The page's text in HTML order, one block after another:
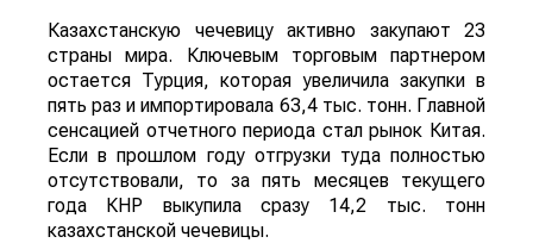
Казахстанскую чечевицу активно закупают 23
страны мира. Ключевым торговым партнером
остается Турция, которая увеличила закупки в
пять раз и импортировала 63,4 тыс. тонн. Главной
сенсацией отчетного периода стал рынок Китая.
Если в прошлом году отгрузки туда полностью
отсутствовали, то за пять месяцев текущего
года КНР выкупила сразу 14,2 тыс. тонн
казахстанской чечевицы.